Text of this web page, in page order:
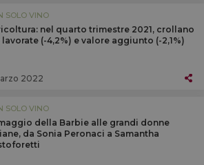
SOLO VINO
nel quarto trimestre 2021, crollano
lavorate (-4,2%) e valore aggiunto (-2,1%)
2022
SOLO VINO
della Barbie alle grandi donne
da Sonia Peronaci a Samantha